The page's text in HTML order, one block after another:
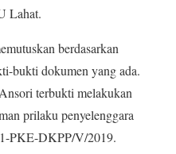
Lahat.
berdasarkan
bukti dokumen yang ada.
terbukti melakukan
prilaku penyelenggara
PKE-DKPP/V/2019.